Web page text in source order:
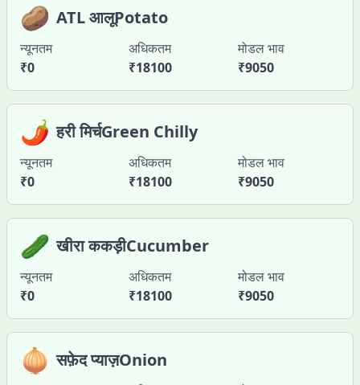
🥔 ATL आलूPotato
न्यूनतम
₹0
अधिकतम
₹18100
मोडल भाव
₹9050
🌶️ हरी मिर्चGreen Chilly
न्यूनतम
₹0
अधिकतम
₹18100
मोडल भाव
₹9050
🥒 खीरा ककड़ीCucumber
न्यूनतम
₹0
अधिकतम
₹18100
मोडल भाव
₹9050
🧅 सफ़ेद प्याज़Onion